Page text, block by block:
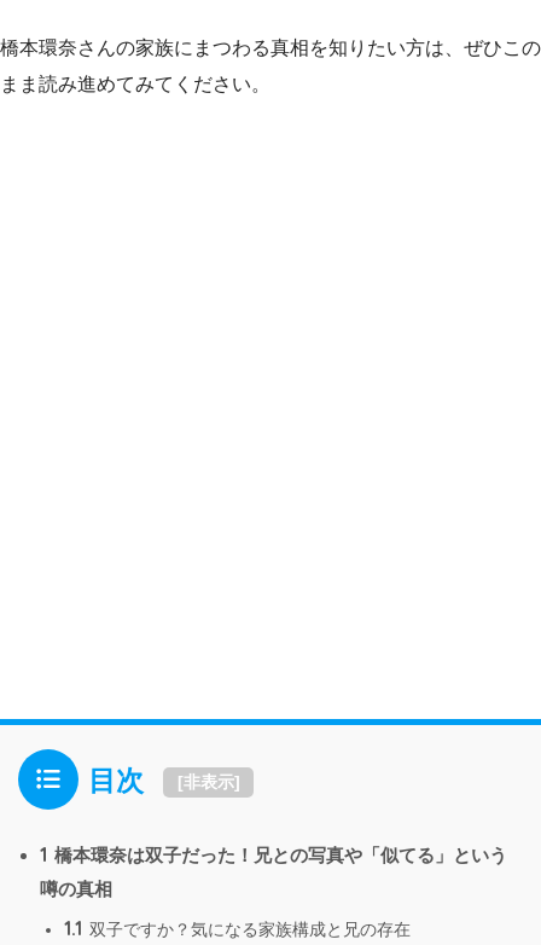
橋本環奈さんの家族にまつわる真相を知りたい方は、ぜひこの
まま読み進めてみてください。
目次 [非表示]
1 橋本環奈は双子だった！兄との写真や「似てる」という
噂の真相
1.1 双子ですか？気になる家族構成と兄の存在